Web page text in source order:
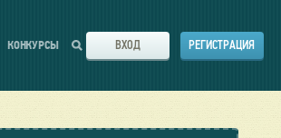
КОНКУРСЫ ВХОД РЕГИСТРАЦИЯ